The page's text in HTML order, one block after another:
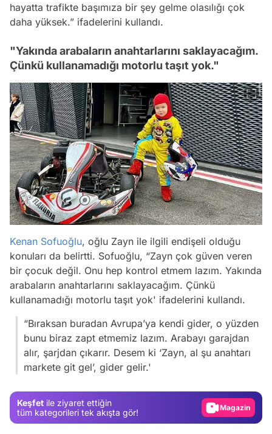
hayatta trafikte başımıza bir şey gelme olasılığı çok
daha yüksek.” ifadelerini kullandı.
"Yakında arabaların anahtarlarını saklayacağım.
Çünkü kullanamadığı motorlu taşıt yok."
Kenan Sofuoğlu, oğlu Zayn ile ilgili endişeli olduğu
konuları da belirtti. Sofuoğlu, “Zayn çok güven veren
bir çocuk değil. Onu hep kontrol etmem lazım. Yakında
arabaların anahtarlarını saklayacağım. Çünkü
kullanamadığı motorlu taşıt yok' ifadelerini kullandı.
“Bıraksan buradan Avrupa’ya kendi gider, o yüzden
bunu biraz zapt etmemiz lazım. Arabayı garajdan
alır, şarjdan çıkarır. Desem ki ‘Zayn, al şu anahtarı
markete git gel’, gider gelir.'
Keşfet ile ziyaret ettiğin
tüm kategorileri tek akışta gör!
Test
Magazin
Video